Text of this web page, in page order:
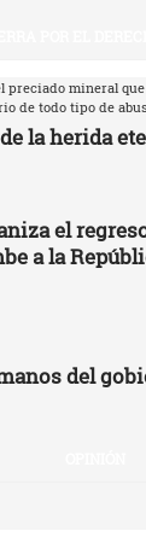
preciado mineral
de todo tipo de
la herida
el
a la
del